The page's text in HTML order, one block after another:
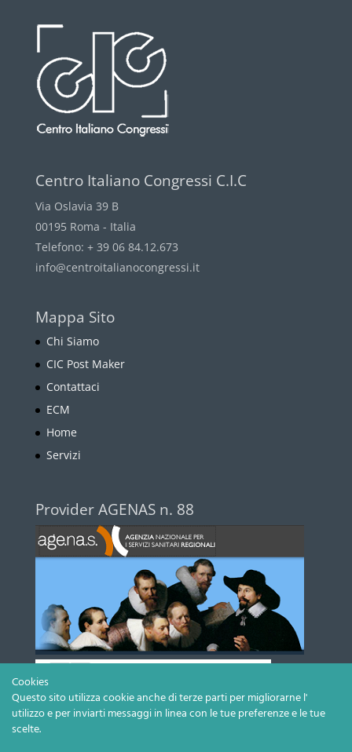
Centro Italiano Congressi C.I.C
Via Oslavia 39 B
00195 Roma - Italia
Telefono: + 39 06 84.12.673
info@centroitalianocongressi.it
Mappa Sito
Chi Siamo
CIC Post Maker
Contattaci
ECM
Home
Servizi
Provider AGENAS n. 88
Cookies
Questo sito utilizza cookie anche di terze parti per migliorarne l'
utilizzo e per inviarti messaggi in linea con le tue preferenze e le tue
scelte.